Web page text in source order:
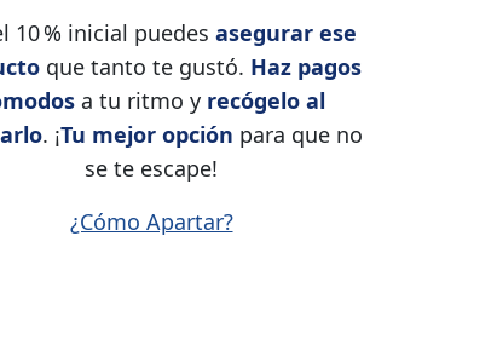
10 % inicial puedes asegurar ese
que tanto te gustó. Haz pagos
a tu ritmo y recógelo al
. ¡Tu mejor opción para que no
se te escape!
¿Cómo Apartar?